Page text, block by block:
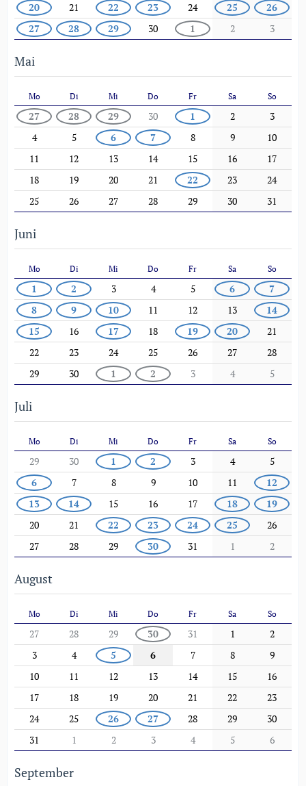
20
21 22 23 24 25
26
27
28 29 30 1 2 3
Mai
Mo Di Mi Do Fr Sa So
27 28 29 30 1 2
3
4
5 6 7 8 9
10
11
12 13 14 15 16
17
18
19 20 21 22 23
24
25
26 27 28 29 30 31
Juni
Mo Di Mi Do Fr Sa So
1 2 3 4 5 6
7
8
9 10 11 12 13
14
15
16 17 18 19 20
21
22
23 24 25 26 27
28
29
30 1 2 3 4 5
Juli
Mo Di Mi Do Fr Sa So
29 30 1 2 3 4
5
6
7 8 9 10 11
12
13
14 15 16 17 18
19
20
21 22 23 24 25
26
27
28 29 30 31 1 2
August
Mo Di Mi Do Fr Sa So
27 28 29 30 31 1
2
3
4 5 6 7 8
9
10
11 12 13 14 15
16
17
18 19 20 21 22
23
24
25 26 27 28 29
30
31
1 2 3 4 5 6
September